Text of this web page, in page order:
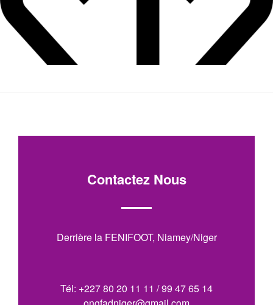
Contactez Nous
Derrière la FENIFOOT, Niamey/Niger
Tél: +227 80 20 11 11 / 99 47 65 14